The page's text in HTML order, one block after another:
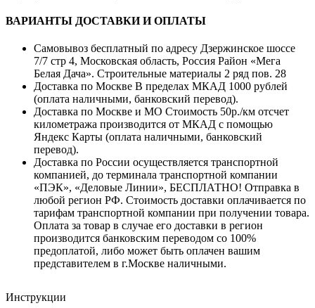
ВАРИАНТЫ ДОСТАВКИ И ОПЛАТЫ
Самовывоз бесплатный по адресу Дзержинское шоссе
7/7 стр 4, Московская область, Россия Район «Мега
Белая Дача». Строительные материалы 2 ряд пов. 28
Доставка по Москве В пределах МКАД 1000 рублей
(оплата наличными, банковский перевод).
Доставка по Москве и МО Стоимость 50р./км отсчет
километража производится от МКАД с помощью
Яндекс Карты (оплата наличными, банковский
перевод).
Доставка по России осуществляется транспортной
компанией, до терминала транспортной компании
«ПЭК», «Деловые Линии», БЕСПЛАТНО! Отправка в
любой регион РФ. Стоимость доставки оплачивается по
тарифам транспортной компании при получении товара.
Оплата за товар в случае его доставки в регион
производится банковским переводом со 100%
предоплатой, либо может быть оплачен вашим
представителем в г.Москве наличными.
Инструкции